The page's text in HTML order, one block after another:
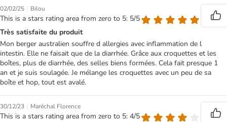
02/02/25 | Bilou
This is a stars rating area from zero to 5: 5/5
Très satisfaite du produit
Mon berger australien souffre d allergies avec inflammation de l
intestin. Elle ne faisait que de la diarrhée. Grâce aux croquettes et les
boîtes, plus de diarrhée, des selles biens formées. Cela fait presque 1
an et je suis soulagée. Je mélange les croquettes avec un peu de sa
boîte et hop, tout est avalé.
30/12/23 | Maréchal Florence
This is a stars rating area from zero to 5: 4/5